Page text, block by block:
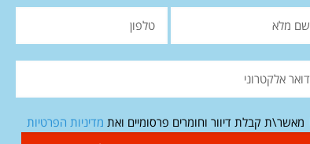
מאשר\ת קבלת דיוור וחומרים פרסומיים ואת מדיניות הפרטיות